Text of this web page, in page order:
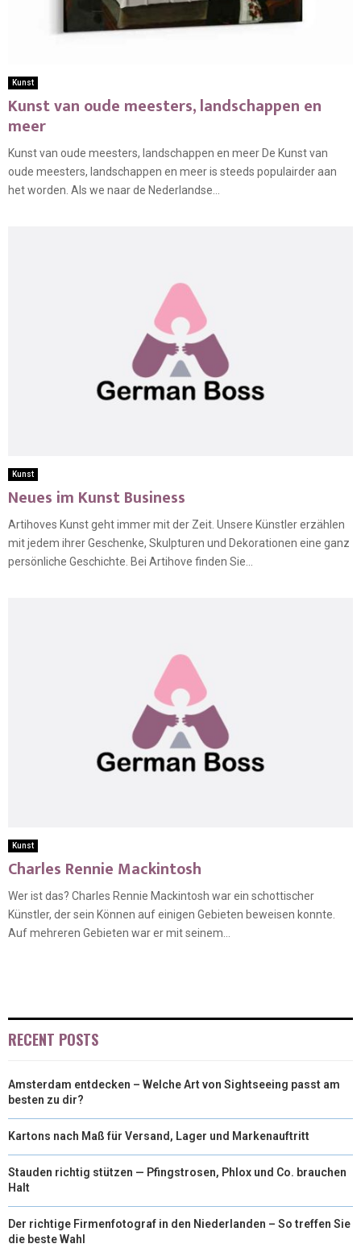
Kunst
Kunst van oude meesters, landschappen en
meer
Kunst van oude meesters, landschappen en meer De Kunst van
oude meesters, landschappen en meer is steeds populairder aan
het worden. Als we naar de Nederlandse...
Kunst
Neues im Kunst Business
Artihoves Kunst geht immer mit der Zeit. Unsere Künstler erzählen
mit jedem ihrer Geschenke, Skulpturen und Dekorationen eine ganz
persönliche Geschichte. Bei Artihove finden Sie...
Kunst
Charles Rennie Mackintosh
Wer ist das? Charles Rennie Mackintosh war ein schottischer
Künstler, der sein Können auf einigen Gebieten beweisen konnte.
Auf mehreren Gebieten war er mit seinem...
RECENT POSTS
Amsterdam entdecken – Welche Art von Sightseeing passt am
besten zu dir?
Kartons nach Maß für Versand, Lager und Markenauftritt
Stauden richtig stützen — Pfingstrosen, Phlox und Co. brauchen
Halt
Der richtige Firmenfotograf in den Niederlanden – So treffen Sie
die beste Wahl